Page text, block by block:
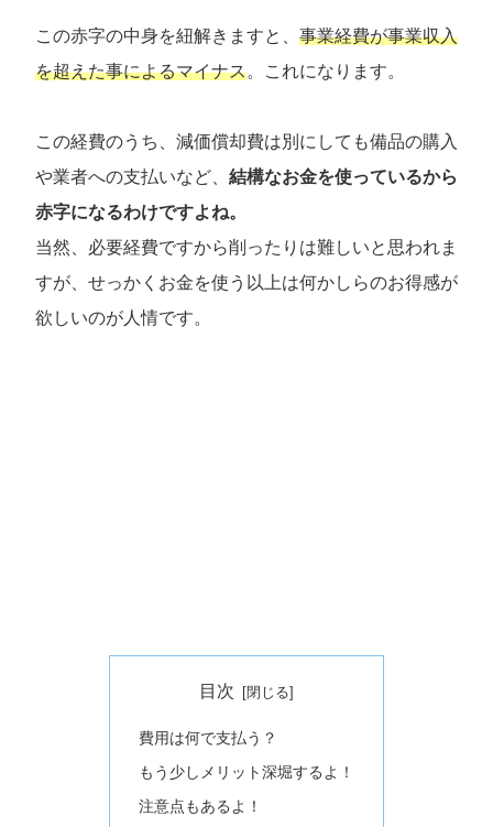
この赤字の中身を紐解きますと、 事業経費が事業収入
を超えた事によるマイナス。これになります。
この経費のうち、減価償却費は別にしても備品の購入
や業者への支払いなど、 結構なお金を使っているから
赤字になるわけですよね。
当然、必要経費ですから削ったりは難しいと思われま
すが、せっかくお金を使う以上は何かしらのお得感が
欲しいのが人情です。
目次
費用は何で支払う？
もう少しメリット深堀するよ！
注意点もあるよ！